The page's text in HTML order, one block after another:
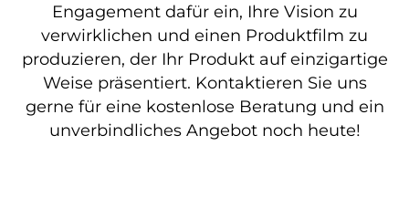
Engagement dafür ein, Ihre Vision zu
verwirklichen und einen Produktfilm zu
produzieren, der Ihr Produkt auf einzigartige
Weise präsentiert. Kontaktieren Sie uns
gerne für eine kostenlose Beratung und ein
unverbindliches Angebot noch heute!